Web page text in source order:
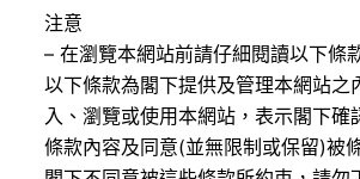
注意
– 在瀏覽本網站前請仔細閱讀以下條
以下條款為閣下提供及管理本網站之
入、瀏覽或使用本網站，表示閣下確
條款內容及同意(並無限制或保留)被